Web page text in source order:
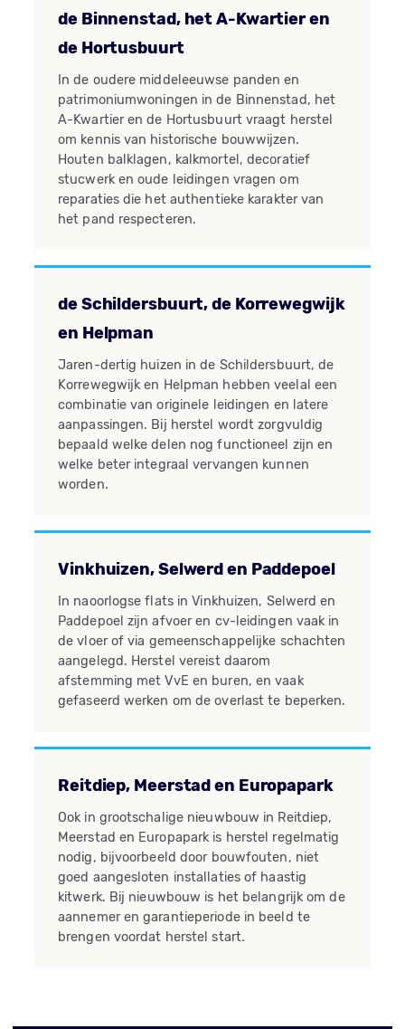
de Binnenstad, het A-Kwartier en
de Hortusbuurt
In de oudere middeleeuwse panden en
patrimoniumwoningen in de Binnenstad, het
A-Kwartier en de Hortusbuurt vraagt herstel
om kennis van historische bouwwijzen.
Houten balklagen, kalkmortel, decoratief
stucwerk en oude leidingen vragen om
reparaties die het authentieke karakter van
het pand respecteren.
de Schildersbuurt, de Korrewegwijk
en Helpman
Jaren-dertig huizen in de Schildersbuurt, de
Korrewegwijk en Helpman hebben veelal een
combinatie van originele leidingen en latere
aanpassingen. Bij herstel wordt zorgvuldig
bepaald welke delen nog functioneel zijn en
welke beter integraal vervangen kunnen
worden.
Vinkhuizen, Selwerd en Paddepoel
In naoorlogse flats in Vinkhuizen, Selwerd en
Paddepoel zijn afvoer en cv-leidingen vaak in
de vloer of via gemeenschappelijke schachten
aangelegd. Herstel vereist daarom
afstemming met VvE en buren, en vaak
gefaseerd werken om de overlast te beperken.
Reitdiep, Meerstad en Europapark
Ook in grootschalige nieuwbouw in Reitdiep,
Meerstad en Europapark is herstel regelmatig
nodig, bijvoorbeeld door bouwfouten, niet
goed aangesloten installaties of haastig
kitwerk. Bij nieuwbouw is het belangrijk om de
aannemer en garantieperiode in beeld te
brengen voordat herstel start.